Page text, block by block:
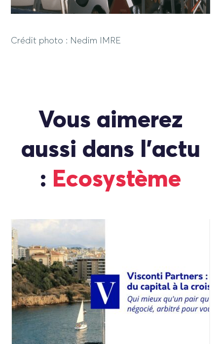
Crédit photo : Nedim IMRE
Vous aimerez
aussi dans l'actu
: Ecosystème